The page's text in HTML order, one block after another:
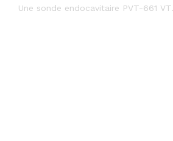
Une sonde endocavitaire PVT-661 VT.